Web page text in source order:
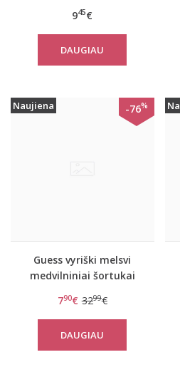
945€
DAUGIAU
Naujiena -76%
Guess vyriški melsvi
medvilniniai šortukai
790€ 3299€
DAUGIAU